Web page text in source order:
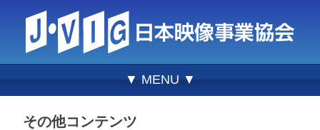
▼ MENU ▼
その他コンテンツ